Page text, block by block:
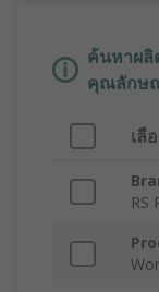
ค้นหาผ
คุณลักษ
เลื
RS